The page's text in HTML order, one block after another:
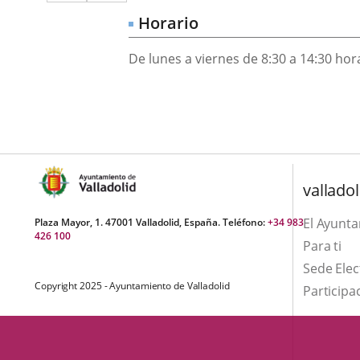
aplicación
externa.
aplicación
externa.
aplicación
Horario
De lunes a viernes de 8:30 a 14:30
Plaza Mayor, 1. 47001 Valladolid, España. Teléfono:+34 983
426 100
Copyright 2025 - Ayuntamiento de Valladolid
El
Para ti
Sede